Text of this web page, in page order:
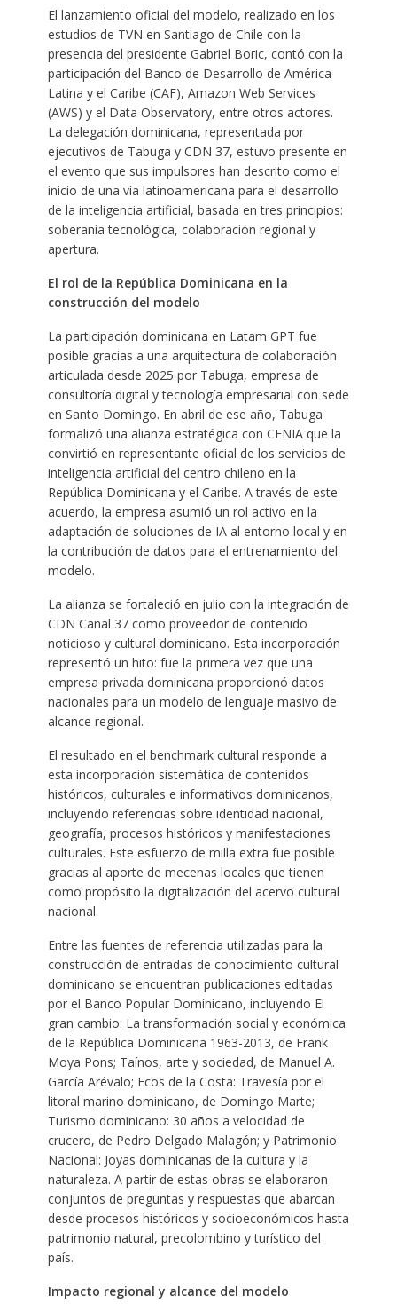
El lanzamiento oficial del modelo, realizado en los
estudios de TVN en Santiago de Chile con la
presencia del presidente Gabriel Boric, contó con la
participación del Banco de Desarrollo de América
Latina y el Caribe (CAF), Amazon Web Services
(AWS) y el Data Observatory, entre otros actores.
La delegación dominicana, representada por
ejecutivos de Tabuga y CDN 37, estuvo presente en
el evento que sus impulsores han descrito como el
inicio de una vía latinoamericana para el desarrollo
de la inteligencia artificial, basada en tres principios:
soberanía tecnológica, colaboración regional y
apertura.
El rol de la República Dominicana en la
construcción del modelo
La participación dominicana en Latam GPT fue
posible gracias a una arquitectura de colaboración
articulada desde 2025 por Tabuga, empresa de
consultoría digital y tecnología empresarial con sede
en Santo Domingo. En abril de ese año, Tabuga
formalizó una alianza estratégica con CENIA que la
convirtió en representante oficial de los servicios de
inteligencia artificial del centro chileno en la
República Dominicana y el Caribe. A través de este
acuerdo, la empresa asumió un rol activo en la
adaptación de soluciones de IA al entorno local y en
la contribución de datos para el entrenamiento del
modelo.
La alianza se fortaleció en julio con la integración de
CDN Canal 37 como proveedor de contenido
noticioso y cultural dominicano. Esta incorporación
representó un hito: fue la primera vez que una
empresa privada dominicana proporcionó datos
nacionales para un modelo de lenguaje masivo de
alcance regional.
El resultado en el benchmark cultural responde a
esta incorporación sistemática de contenidos
históricos, culturales e informativos dominicanos,
incluyendo referencias sobre identidad nacional,
geografía, procesos históricos y manifestaciones
culturales. Este esfuerzo de milla extra fue posible
gracias al aporte de mecenas locales que tienen
como propósito la digitalización del acervo cultural
nacional.
Entre las fuentes de referencia utilizadas para la
construcción de entradas de conocimiento cultural
dominicano se encuentran publicaciones editadas
por el Banco Popular Dominicano, incluyendo El
gran cambio: La transformación social y económica
de la República Dominicana 1963-2013, de Frank
Moya Pons; Taínos, arte y sociedad, de Manuel A.
García Arévalo; Ecos de la Costa: Travesía por el
litoral marino dominicano, de Domingo Marte;
Turismo dominicano: 30 años a velocidad de
crucero, de Pedro Delgado Malagón; y Patrimonio
Nacional: Joyas dominicanas de la cultura y la
naturaleza. A partir de estas obras se elaboraron
conjuntos de preguntas y respuestas que abarcan
desde procesos históricos y socioeconómicos hasta
patrimonio natural, precolombino y turístico del
país.
Impacto regional y alcance del modelo